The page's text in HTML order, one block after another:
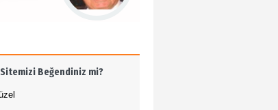
Tosun
ÖZDEMİR
Beğendiniz mi?